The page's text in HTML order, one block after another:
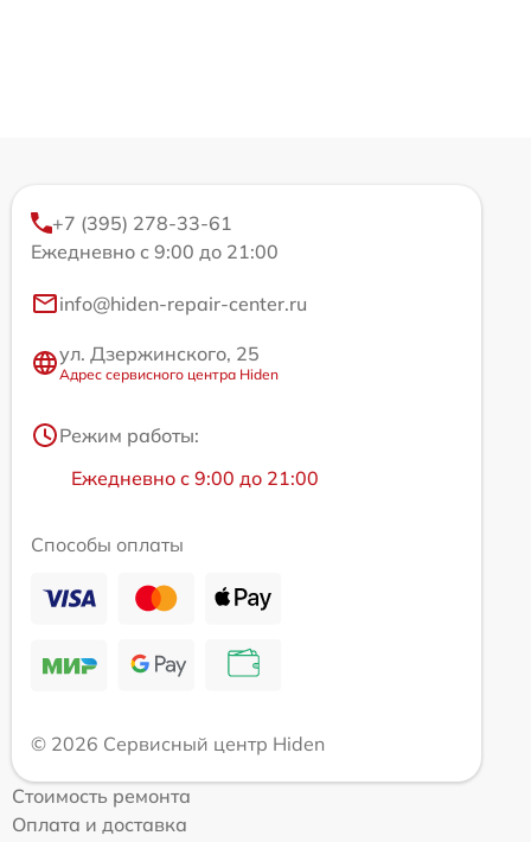
+7 (395) 278-33-61
Ежедневно с 9:00 до 21:00
info@hiden-repair-center.ru
ул. Дзержинского, 25
Адрес сервисного центра Hiden
Режим работы:
Ежедневно с 9:00 до 21:00
Способы оплаты
© 2026 Сервисный центр Hiden
Стоимость ремонта
Оплата и доставка